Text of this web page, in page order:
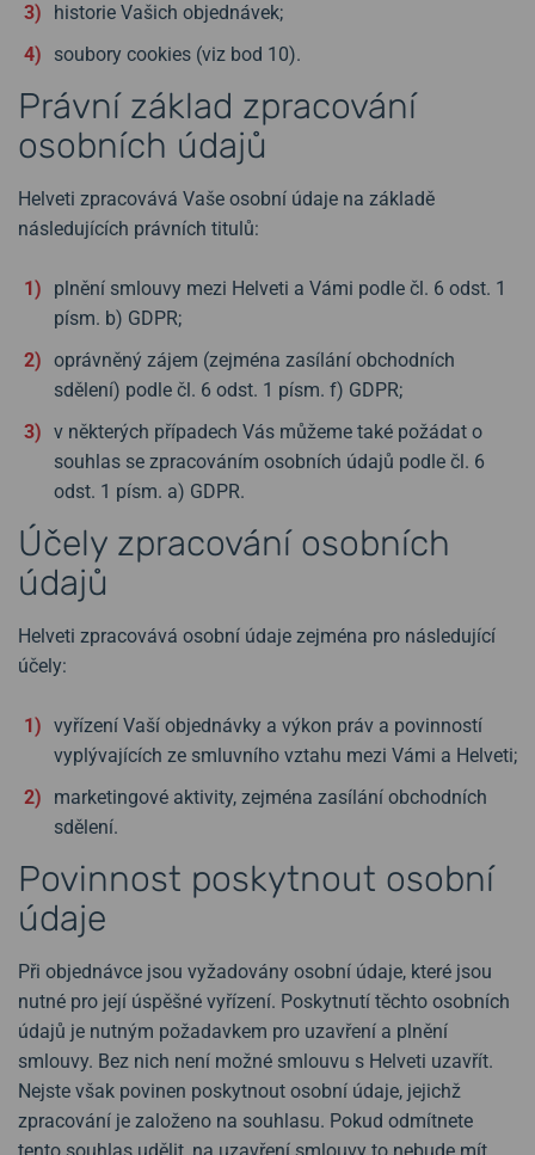
historie Vašich objednávek;
soubory cookies (viz bod 10).
Právní základ zpracování
osobních údajů
Helveti zpracovává Vaše osobní údaje na základě
následujících právních titulů:
plnění smlouvy mezi Helveti a Vámi podle čl. 6 odst. 1
písm. b) GDPR;
oprávněný zájem (zejména zasílání obchodních
sdělení) podle čl. 6 odst. 1 písm. f) GDPR;
v některých případech Vás můžeme také požádat o
souhlas se zpracováním osobních údajů podle čl. 6
odst. 1 písm. a) GDPR.
Účely zpracování osobních
údajů
Helveti zpracovává osobní údaje zejména pro následující
účely:
vyřízení Vaší objednávky a výkon práv a povinností
vyplývajících ze smluvního vztahu mezi Vámi a Helveti;
marketingové aktivity, zejména zasílání obchodních
sdělení.
Povinnost poskytnout osobní
údaje
Při objednávce jsou vyžadovány osobní údaje, které jsou
nutné pro její úspěšné vyřízení. Poskytnutí těchto osobních
údajů je nutným požadavkem pro uzavření a plnění
smlouvy. Bez nich není možné smlouvu s Helveti uzavřít.
Nejste však povinen poskytnout osobní údaje, jejichž
zpracování je založeno na souhlasu. Pokud odmítnete